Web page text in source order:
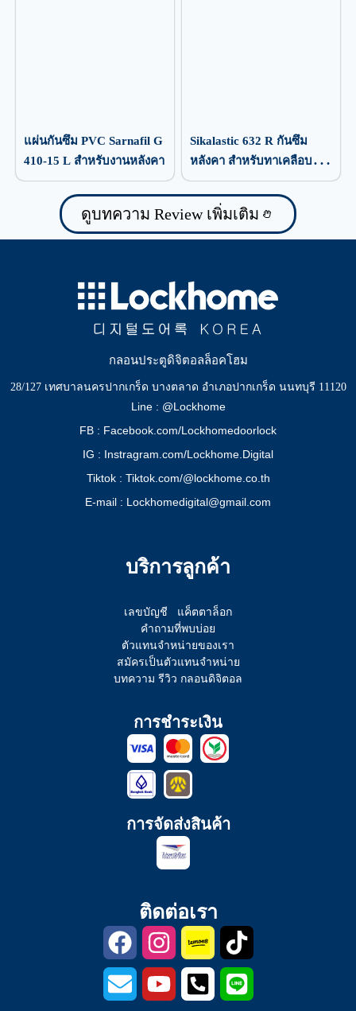
แผ่นกันซึม PVC Sarnafil G
410-15 L สำหรับงานหลังคา
Sikalastic 632 R กันซึม
หลังคา สำหรับทาเคลือบ
ป้องกันน้ำรั่วซึม
ดูบทความ Review เพิ่มเติม
กลอนประตูดิจิตอลล็อคโฮม
28/127 เทศบาลนครปากเกร็ด บางตลาด อำเภอปากเกร็ด นนทบุรี 11120
Line : @Lockhome
FB : Facebook.com/Lockhomedoorlock
IG : Instragram.com/Lockhome.Digital
Tiktok : Tiktok.com/@lockhome.co.th
E-mail : Lockhomedigital@gmail.com
บริการลูกค้า
เลขบัญชี
แค็ตตาล็อก
คำถามที่พบบ่อย
ตัวแทนจำหน่ายของเรา
สมัครเป็นตัวแทนจำหน่าย
บทความ รีวิว กลอนดิจิตอล
การชำระเงิน
การจัดส่งสินค้า
ติดต่อเรา